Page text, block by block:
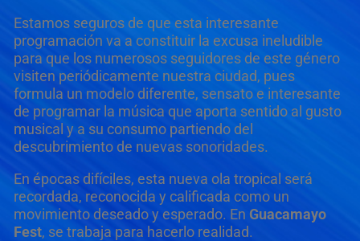
Estamos seguros de que esta interesante
programación va a constituir la excusa ineludible
para que los numerosos seguidores de este género
visiten periódicamente nuestra ciudad, pues
formula un modelo diferente, sensato e interesante
de programar la música que aporta sentido al gusto
musical y a su consumo partiendo del
descubrimiento de nuevas sonoridades.
En épocas difíciles, esta nueva ola tropical será
recordada, reconocida y calificada como un
movimiento deseado y esperado. En Guacamayo
Fest, se trabaja para hacerlo realidad.